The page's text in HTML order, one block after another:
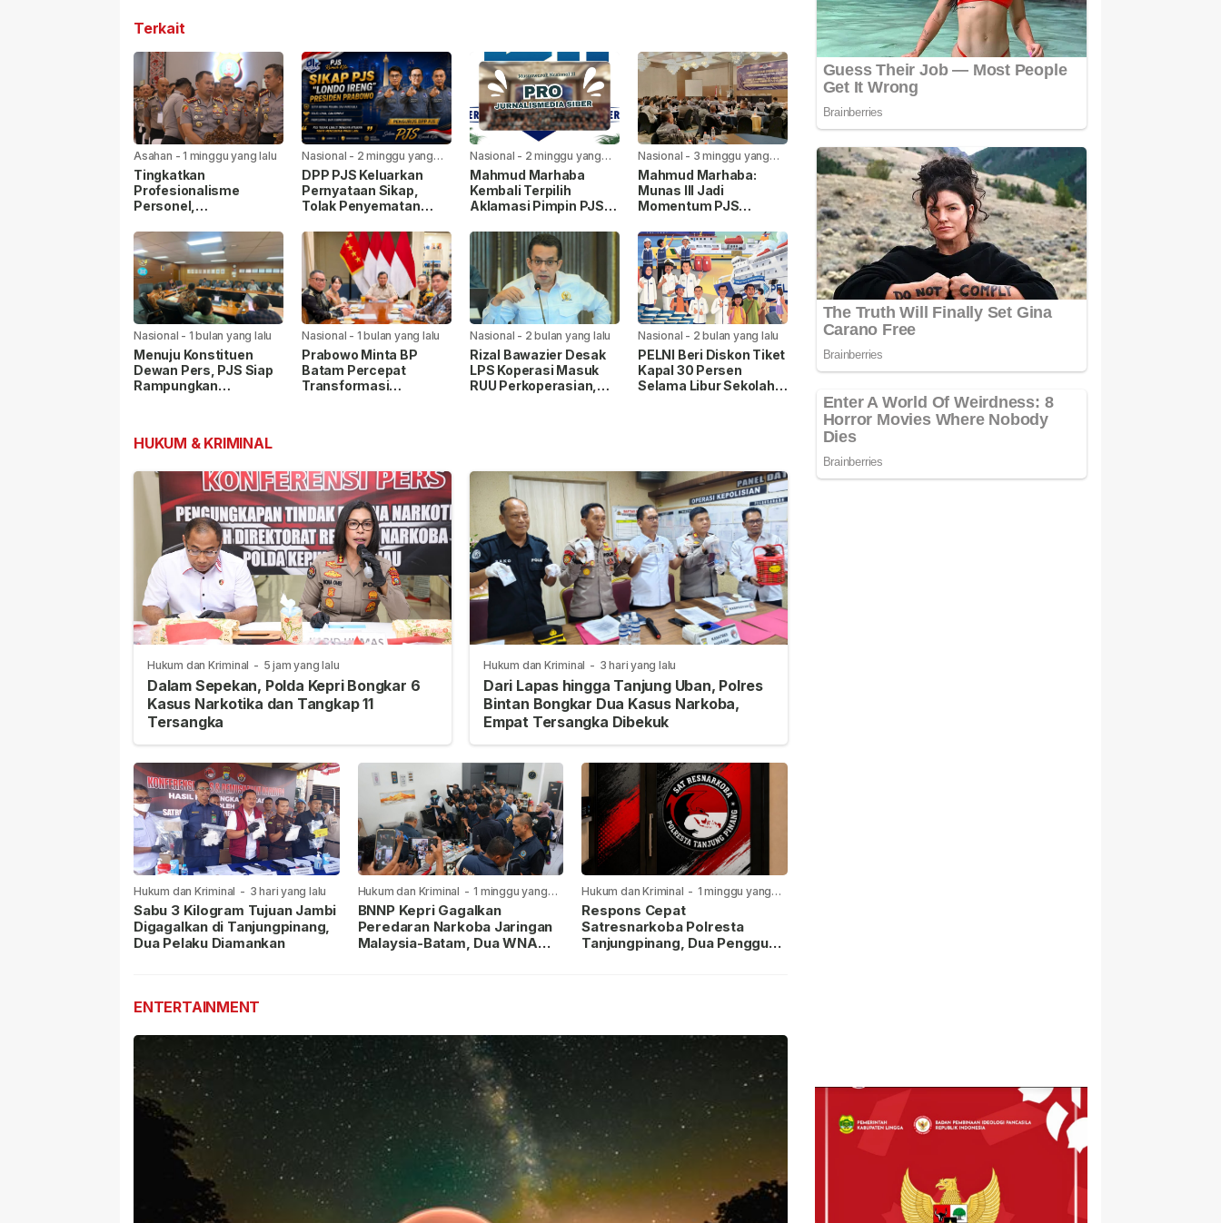
Terkait
Asahan -1 minggu yang lalu
Tingkatkan
Profesionalisme
Personel,
Ikuti Penyuluhan
Hukum di Polda Sumut
Nasional - 2 minggu yang
lalu
DPP PJS Keluarkan
Pernyataan Sikap,
Tolak Penyematan
kepada Wartawan
Nasional - 2 minggu yang
lalu
Mahmud Marhaba
Kembali Terpilih
Aklamasi Pimpin PJS
Nasional - 3 minggu yang
lalu
Mahmud Marhaba:
Munas III Jadi
Momentum PJS
Dewan Pers
Nasional - 1 bulan yang lalu
Menuju Konstituen
Dewan Pers, PJS Siap
Rampungkan
Nasional - 1 bulan yang lalu
Prabowo Minta BP
Batam Percepat
Transformasi
Nasional - 2 bulan yang lalu
Rizal Bawazier Desak
LPS Koperasi Masuk
RUU Perkoperasian,
Nasional - 2 bulan yang lalu
PELNI Beri Diskon Tiket
Kapal 30 Persen
Selama Libur Sekolah
HUKUM & KRIMINAL
Hukum dan Kriminal - 5 jam yang lalu
Dalam Sepekan, Polda Kepri Bongkar 6
Kasus Narkotika dan Tangkap 11
Tersangka
Hukum dan Kriminal - 3 hari yang lalu
Dari Lapas hingga Tanjung Uban, Polres
Bintan Bongkar Dua Kasus Narkoba,
Empat Tersangka Dibekuk
Hukum dan Kriminal - 3 hari yang lalu
Sabu 3 Kilogram Tujuan Jambi
Digagalkan di Tanjungpinang,
Dua Pelaku Diamankan
Hukum dan Kriminal - 1 minggu yang
lalu
BNNP Kepri Gagalkan
Peredaran Narkoba Jaringan
Malaysia-Batam, Dua WNA
Hukum dan Kriminal - 1 minggu yang
lalu
Respons Cepat
Satresnarkoba Polresta
Tanjungpinang, Dua Pengguna
ENTERTAINMENT